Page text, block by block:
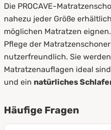
Die PROCAVE-
nahezu jeder Größe
möglichen Matratzen
Pflege der
nutzerfreundlich. Sie
Matratzenauflagen ideal
und ein natürliches
Häufige Fragen